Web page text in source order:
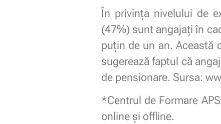
În privința nivelului de
(47%) sunt angajați în
puțin de un an. Această
sugerează faptul că
de pensionare. Sursa:
*Centrul de Formare
online și offline.